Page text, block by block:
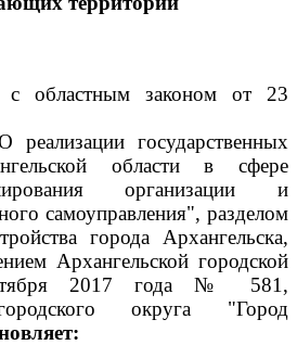
с областным законом от 23
государственных
области в сфере
организации и
самоуправления", разделом
города Архангельска,
Архангельской городской
2017 года № 581,
округа "Город